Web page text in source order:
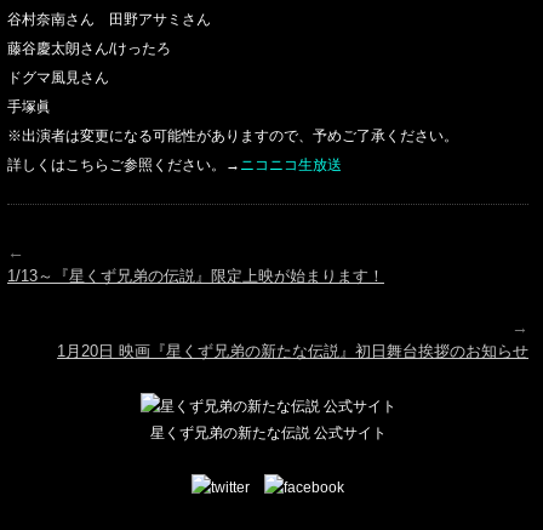
谷村奈南さん 田野アサミさん
藤谷慶太朗さん/けったろ
ドグマ風見さん
手塚眞
※出演者は変更になる可能性がありますので、予めご了承ください。
詳しくはこちらご参照ください。→ ニコニコ生放送
←
1/13～『星くず兄弟の伝説』限定上映が始まります！
→
1月20日 映画『星くず兄弟の新たな伝説』初日舞台挨拶のお知らせ
星くず兄弟の新たな伝説 公式サイト